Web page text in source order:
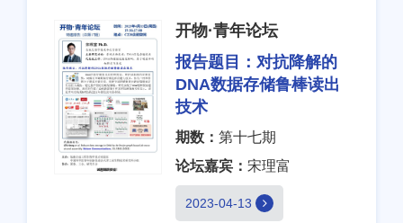
开物·青年论坛
报告题目： 对抗降解的
DNA数据存储鲁棒读出
技术
期数： 第十七期
论坛嘉宾： 宋理富
2023-04-13